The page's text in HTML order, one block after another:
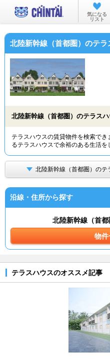
お部
気になる
リスト
北陸新幹線（首都圏）のテ
北陸新幹線（首都圏）のテラス
テラスハウスの賃貸物件を検索で
るテラスハウスで余裕のある生活を
北陸新幹線（首都圏）のテ
沿線・住所から探す
北陸新幹線（首
物件
テラスハウスのオススメ記事